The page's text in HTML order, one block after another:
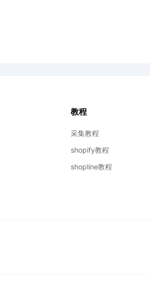
独立站的方法
教程
采集教程
shopify教程
shopline教程